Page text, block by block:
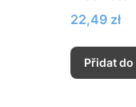
Cena
22,49 zł
Přidat